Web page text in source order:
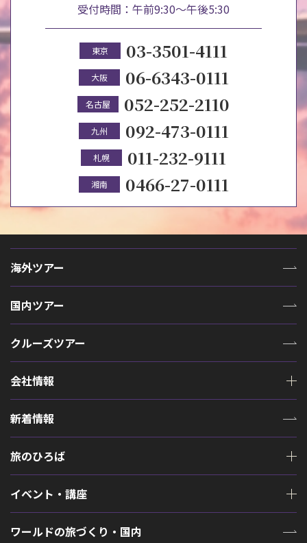
受付時間：午前9:30～午後5:30
東京 03-3501-4111
大阪 06-6343-0111
名古屋 052-252-2110
九州 092-473-0111
札幌 011-232-9111
湘南 0466-27-0111
海外ツアー
国内ツアー
クルーズツアー
会社情報
新着情報
旅のひろば
イベント・講座
ワールドの旅づくり・国内